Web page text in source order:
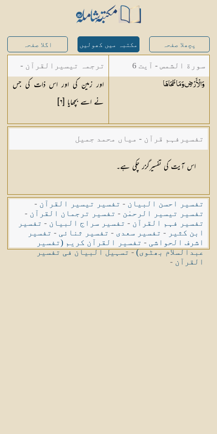
پچھلا صفحہ مکتبہ میں کھولیں اگلا صفحہ
سورة الشمس - آیت 6
وَالْأَرْضِ وَمَاطَحَاهَا
ترجمہ تیسیرالقرآن -
مولانا عبد الرحمن
اور زمین کی اور اس ذات کی جس
نے اسے بچھایا [٦]
تفسیرفہم قرآن - میاں محمد جمیل
اس آیت کی تفسیرگزر چکی ہے۔
تفسیر احسن البیان - تفسیر تیسیر القرآن -
تفسیر تیسیر الرحمٰن - تفسیر ترجمان القرآن -
تفسیر فہم القرآن - تفسیر سراج البیان - تفسیر
ابن کثیر - تفسیر سعدی - تفسیر ثنائی - تفسیر
اشرف الحواشی - تفسیر القرآن کریم (تفسیر
عبدالسلام بھٹوی)-تسہیل البیان فی تفسیر
القرآن -